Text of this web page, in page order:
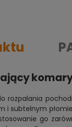
rozpalania
i subtelnym
go